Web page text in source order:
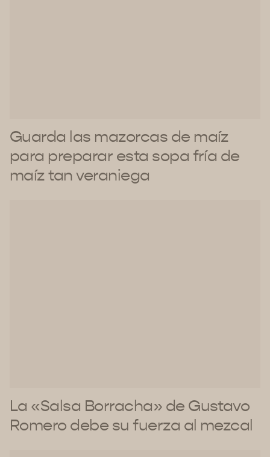
Guarda las mazorcas de maíz
para preparar esta sopa fría de
maíz tan veraniega
La «Salsa Borracha» de Gustavo
Romero debe su fuerza al mezcal